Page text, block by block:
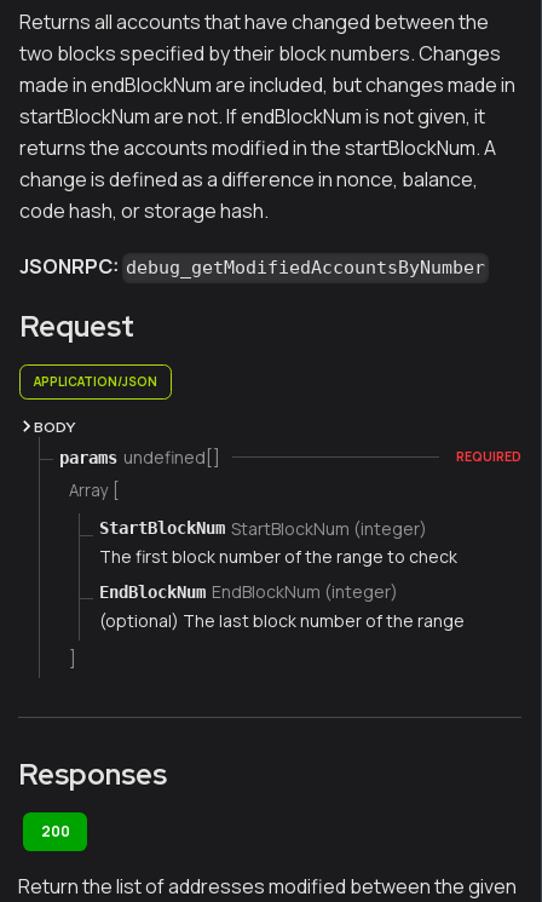
Returns all accounts that have changed between the
two blocks specified by their block numbers. Changes
made in endBlockNum are included, but changes made in
startBlockNum are not. If endBlockNum is not given, it
returns the accounts modified in the startBlockNum. A
change is defined as a difference in nonce, balance,
code hash, or storage hash.
JSONRPC: debug_getModifiedAccountsByNumber
Request
APPLICATION/JSON
BODY
params undefined[] REQUIRED
Array [
StartBlockNum StartBlockNum (integer)
The first block number of the range to check
EndBlockNum EndBlockNum (integer)
(optional) The last block number of the range
Responses
200
Return the list of addresses modified between the given